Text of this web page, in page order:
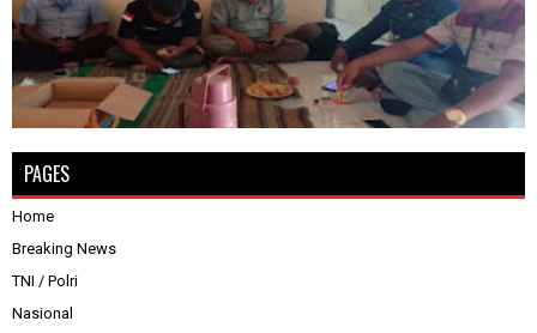
PAGES
Home
Breaking News
TNI / Polri
Nasional